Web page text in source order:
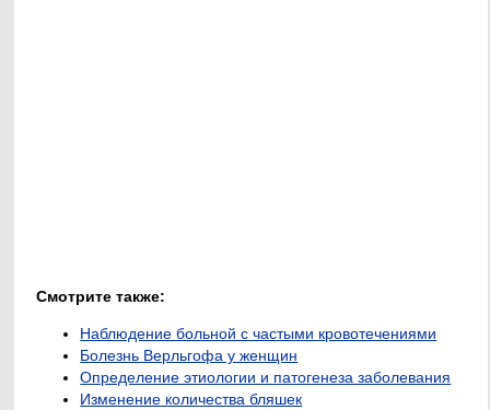
Смотрите также:
Наблюдение больной с частыми кровотечениями
Болезнь Верльгофа у женщин
Определение этиологии и патогенеза заболевания
Изменение количества бляшек